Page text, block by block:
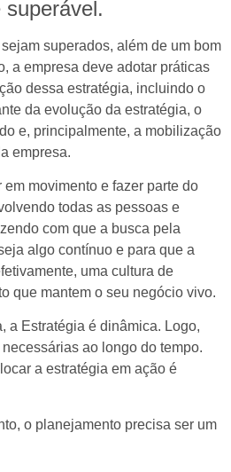
superados, além de um bom
a empresa deve adotar práticas
dessa estratégia, incluindo o
da evolução da estratégia, o
e, principalmente, a mobilização
empresa.
movimento e fazer parte do
todas as pessoas e
com que a busca pela
algo contínuo e para que a
uma cultura de
que mantem o seu negócio vivo.
a Estratégia é dinâmica. Logo,
ao longo do tempo.
a estratégia em ação é
o planejamento precisa ser um